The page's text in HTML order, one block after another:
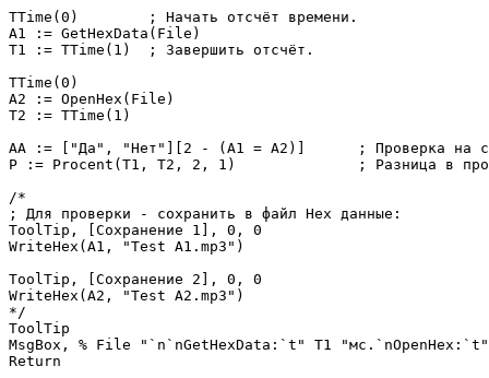
TTime(0)	; Начать отсчёт времени.
A1 := GetHexData(File)
T1 := TTime(1)	; Завершить отсчёт.
TTime(0)
A2 := OpenHex(File)
T2 := TTime(1)
AA := ["Да", "Нет"][2 - (A1 = A2)]	; Проверка на совпадение 'Hex' данных.
P := Procent(T1, T2, 2, 1)		; Разница в процентах.
/*
; Для проверки - сохранить в файл Hex данные:
ToolTip, [Сохранение 1], 0, 0
WriteHex(A1, "Test A1.mp3")
ToolTip, [Сохранение 2], 0, 0
WriteHex(A2, "Test A2.mp3")
*/
ToolTip
MsgBox, % File "`n`nGetHexData:`t" T1
Return